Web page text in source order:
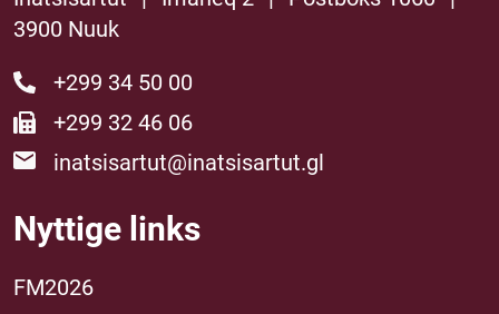
3900 Nuuk
+299 34 50 00
+299 32 46 06
inatsisartut@inatsisartut.gl
Nyttige links
FM2026